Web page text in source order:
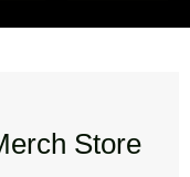
Store